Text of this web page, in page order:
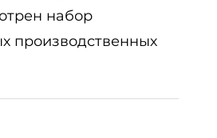
набор
производственных